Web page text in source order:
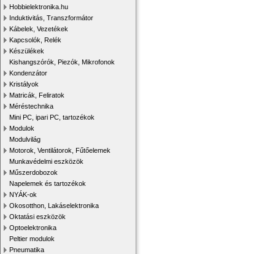
Hobbielektronika.hu
Induktivitás, Transzformátor
Kábelek, Vezetékek
Kapcsolók, Relék
Készülékek
Kishangszórók, Piezók, Mikrofonok
Kondenzátor
Kristályok
Matricák, Feliratok
Méréstechnika
Mini PC, ipari PC, tartozékok
Modulok
Modulvilág
Motorok, Ventilátorok, Fűtőelemek
Munkavédelmi eszközök
Műszerdobozok
Napelemek és tartozékok
NYÁK-ok
Okosotthon, Lakáselektronika
Oktatási eszközök
Optoelektronika
Peltier modulok
Pneumatika